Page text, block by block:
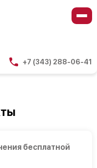
+7 (343) 288-06-41
бесплатной